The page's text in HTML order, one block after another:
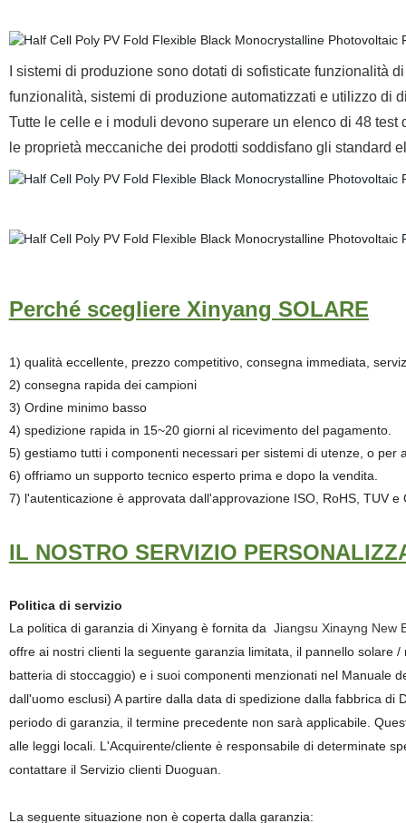
I sistemi di produzione sono dotati di sofisticate funzionalità
funzionalità, sistemi di produzione automatizzati e utilizzo di
Tutte le celle e i moduli devono superare un elenco di 48
le proprietà meccaniche dei prodotti soddisfano gli standard
Perché scegliere Xinyang SOLARE
1) qualità eccellente, prezzo competitivo, consegna immediata,
2) consegna rapida dei campioni
3) Ordine minimo basso
4) spedizione rapida in 15~20 giorni al ricevimento del pagamento.
5) gestiamo tutti i componenti necessari per sistemi di utenze, o
6) offriamo un supporto tecnico esperto prima e dopo la vendita.
7) l'autenticazione è approvata dall'approvazione ISO, RoHS, TUV e
IL NOSTRO SERVIZIO
Politica di servizio
La politica di garanzia di Xinyang è fornita da Jiangsu Xinayng New
offre ai nostri clienti la seguente garanzia limitata, il pannello solare
batteria di stoccaggio) e i suoi componenti menzionati nel Manuale
dall'uomo esclusi) A partire dalla data di spedizione dalla fabbrica
periodo di garanzia, il termine precedente non sarà applicabile.
alle leggi locali. L'Acquirente/cliente è responsabile di determinate
contattare il Servizio clienti Duoguan.
La seguente situazione non è coperta dalla garanzia: